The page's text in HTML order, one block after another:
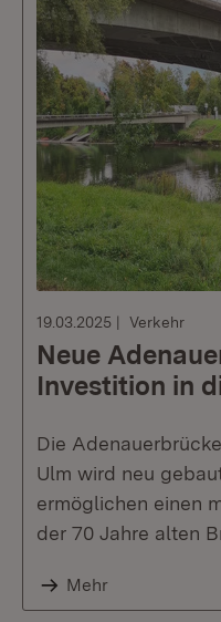
19.03.2025 Verkehr
Neue
Investition in
Die
Ulm wird neu
ermöglichen einen
der 70 Jahre alten
Mehr